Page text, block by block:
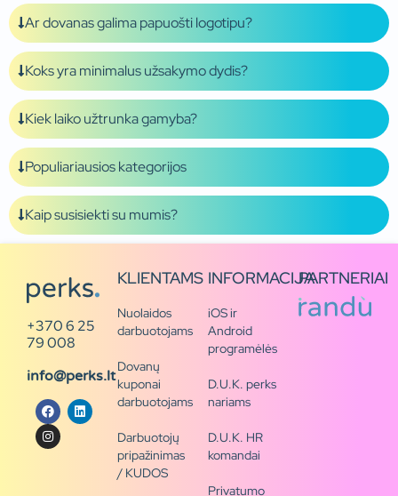
Ar dovanas galima papuošti logotipu?
Koks yra minimalus užsakymo dydis?
Kiek laiko užtrunka gamyba?
Populiariausios kategorijos
Kaip susisiekti su mumis?
+370 6 25
79 008
info@perks.lt
KLIENTAMS
Nuolaidos
darbuotojams
Dovanų
kuponai
darbuotojams
Darbuotojų
pripažinimas
/ KUDOS
INFORMACIJA
iOS ir
Android
programėlės
D.U.K. perks
nariams
D.U.K. HR
komandai
Privatumo
PARTNERIAI